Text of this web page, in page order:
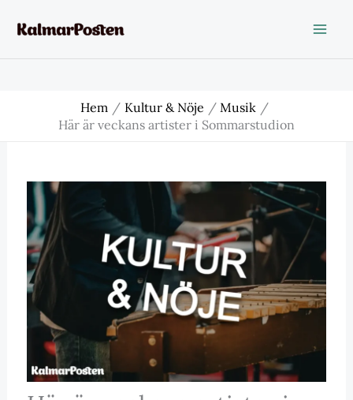
Hem Kultur & Nöje
Musik
Här är veckans artister i Sommarstudion